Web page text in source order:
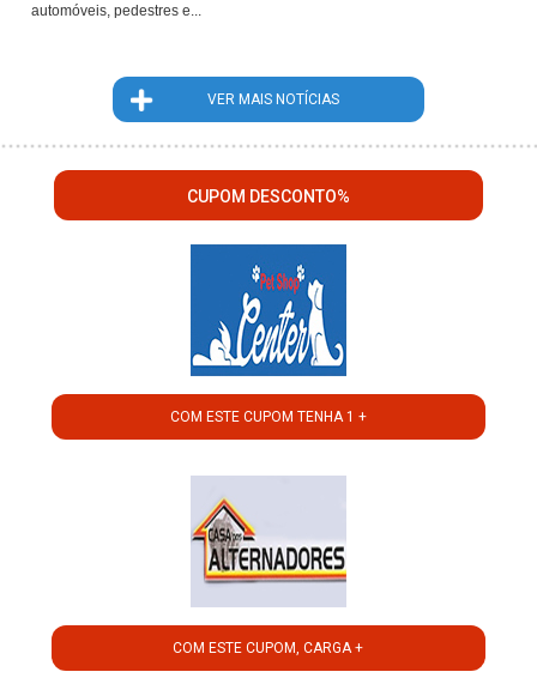
automóveis, pedestres e...
VER MAIS NOTÍCIAS
CUPOM DESCONTO%
COM ESTE CUPOM TENHA 1 +
COM ESTE CUPOM, CARGA +